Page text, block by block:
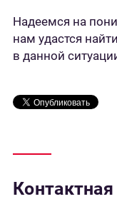
Надеемся на
нам удастся
в данной